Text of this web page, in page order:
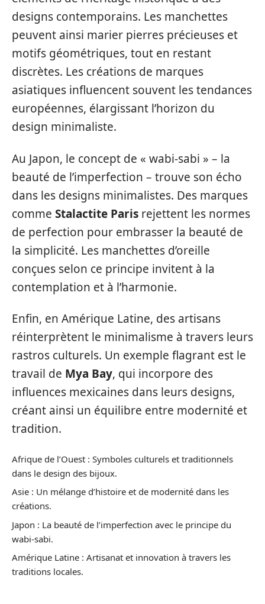
designs contemporains. Les manchettes
peuvent ainsi marier pierres précieuses et
motifs géométriques, tout en restant
discrètes. Les créations de marques
asiatiques influencent souvent les tendances
européennes, élargissant l’horizon du
design minimaliste.
Au Japon, le concept de « wabi-sabi » – la
beauté de l’imperfection – trouve son écho
dans les designs minimalistes. Des marques
comme Stalactite Paris rejettent les normes
de perfection pour embrasser la beauté de
la simplicité. Les manchettes d’oreille
conçues selon ce principe invitent à la
contemplation et à l’harmonie.
Enfin, en Amérique Latine, des artisans
réinterprètent le minimalisme à travers leurs
rastros culturels. Un exemple flagrant est le
travail de Mya Bay, qui incorpore des
influences mexicaines dans leurs designs,
créant ainsi un équilibre entre modernité et
tradition.
Afrique de l’Ouest : Symboles culturels et traditionnels
dans le design des bijoux.
Asie : Un mélange d’histoire et de modernité dans les
créations.
Japon : La beauté de l’imperfection avec le principe du
wabi-sabi.
Amérique Latine : Artisanat et innovation à travers les
traditions locales.